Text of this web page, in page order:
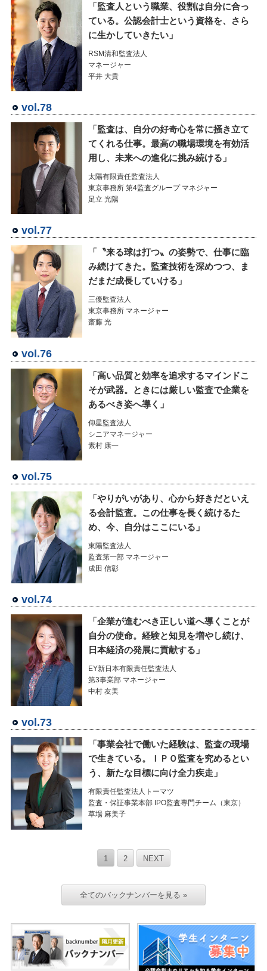
「監査人という職業、役割は自分に合っ
ている。公認会計士という資格を、さら
に生かしていきたい」
RSM清和監査法人
マネージャー
平井 大貴
vol.78
「監査は、自分の好奇心を常に掻き立て
てくれる仕事。最高の職場環境を有効活
用し、未来への進化に挑み続ける」
太陽有限責任監査法人
東京事務所 第4監査グループ マネジャー
足立 光陽
vol.77
「〝来る球は打つ〟の姿勢で、仕事に臨
み続けてきた。監査技術を深めつつ、ま
だまだ成長していける」
三優監査法人
東京事務所 マネージャー
齋藤 光
vol.76
「高い品質と効率を追求するマインドこ
そが武器。ときには厳しい監査で企業を
あるべき姿へ導く」
仰星監査法人
シニアマネージャー
素村 康一
vol.75
「やりがいがあり、心から好きだといえ
る会計監査。この仕事を長く続けるた
め、今、自分はここにいる」
東陽監査法人
監査第一部 マネージャー
成田 信彰
vol.74
「企業が進むべき正しい道へ導くことが
自分の使命。経験と知見を増やし続け、
日本経済の発展に貢献する」
EY新日本有限責任監査法人
第3事業部 マネージャー
中村 友美
vol.73
「事業会社で働いた経験は、監査の現場
で生きている。ＩＰＯ監査を究めるとい
う、新たな目標に向け全力疾走」
有限責任監査法人トーマツ
監査・保証事業本部 IPO監査専門チーム（東京）
草場 麻美子
1 2 NEXT
全てのバックナンバーを見る »